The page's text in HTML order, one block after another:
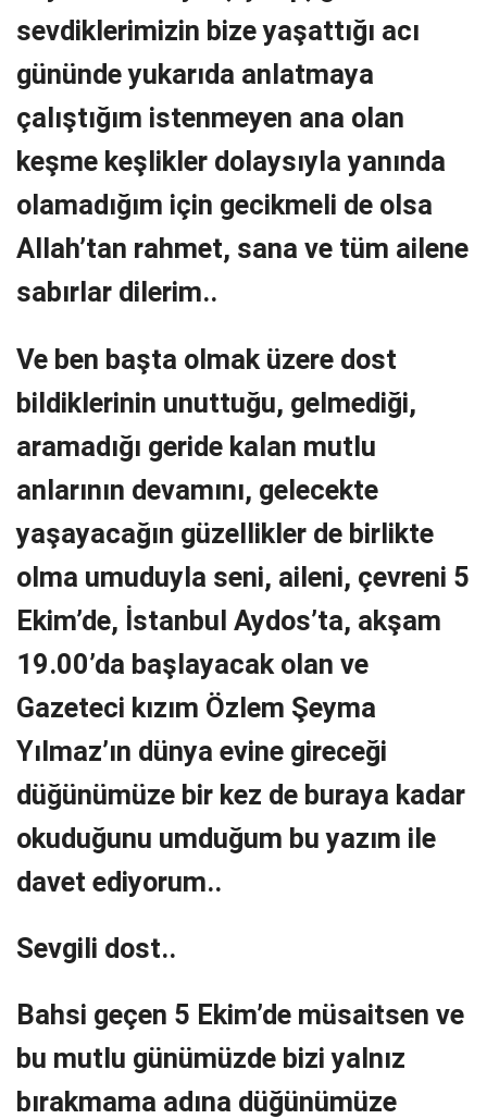
sevdiklerimizin bize yaşattığı acı
gününde yukarıda anlatmaya
çalıştığım istenmeyen ana olan
keşme keşlikler dolaysıyla yanında
olamadığım için gecikmeli de olsa
Allah’tan rahmet, sana ve tüm ailene
sabırlar dilerim..
Ve ben başta olmak üzere dost
bildiklerinin unuttuğu, gelmediği,
aramadığı geride kalan mutlu
anlarının devamını, gelecekte
yaşayacağın güzellikler de birlikte
olma umuduyla seni, aileni, çevreni 5
Ekim’de, İstanbul Aydos’ta, akşam
19.00’da başlayacak olan ve
Gazeteci kızım Özlem Şeyma
Yılmaz’ın dünya evine gireceği
düğünümüze bir kez de buraya kadar
okuduğunu umduğum bu yazım ile
davet ediyorum..
Sevgili dost..
Bahsi geçen 5 Ekim’de müsaitsen ve
bu mutlu günümüzde bizi yalnız
bırakmama adına düğünümüze